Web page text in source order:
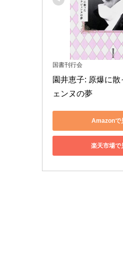
国書刊行会
園井恵子: 原爆に
ェンヌの夢
Amazonで
楽天市場で